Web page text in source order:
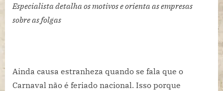
por
feriado
Especialista detalha os motivos e orienta as empresas
sobre as folgas
Ainda causa estranheza quando se fala que o
Carnaval não é feriado nacional. Isso porque